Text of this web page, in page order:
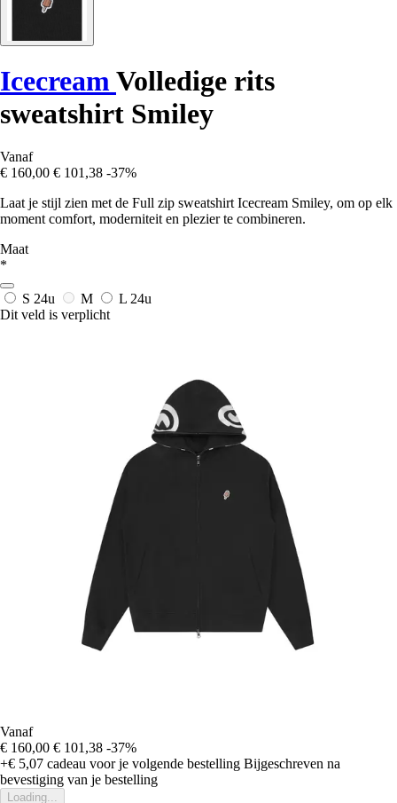
Icecream Volledige rits
sweatshirt Smiley
Vanaf
€ 160,00 € 101,38 -37%
Laat je stijl zien met de Full zip sweatshirt Icecream Smiley, om op elk
moment comfort, moderniteit en plezier te combineren.
Maat
*
S 24u M L 24u
Dit veld is verplicht
Vanaf
€ 160,00 € 101,38 -37%
+€ 5,07 cadeau voor je volgende bestelling Bijgeschreven na
bevestiging van je bestelling
Loading...